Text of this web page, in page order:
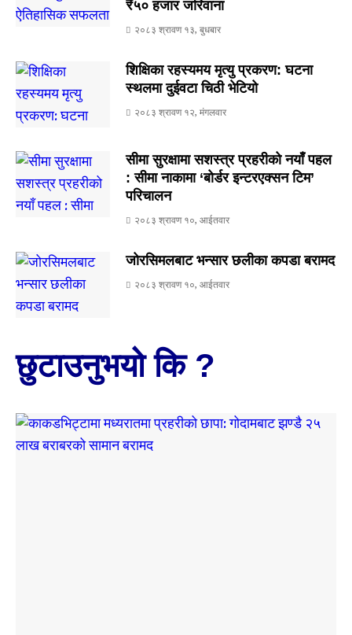
₹५० हजार जरिवाना
२०८३ श्रावण १३, बुधबार
शिक्षिका रहस्यमय मृत्यु प्रकरण: घटना
स्थलमा दुईवटा चिठी भेटियो
२०८३ श्रावण १२, मंगलवार
सीमा सुरक्षामा सशस्त्र प्रहरीको नयाँ पहल
: सीमा नाकामा ‘बोर्डर इन्टरएक्सन टिम’
परिचालन
२०८३ श्रावण १०, आईतवार
जोरसिमलबाट भन्सार छलीका कपडा बरामद
२०८३ श्रावण १०, आईतवार
छुटाउनुभयो कि ?